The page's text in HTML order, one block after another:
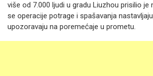
više od 7.000 ljudi u gradu Liuzhou prisilio je
se operacije potrage i spašavanja
upozoravaju na poremećaje u prometu.